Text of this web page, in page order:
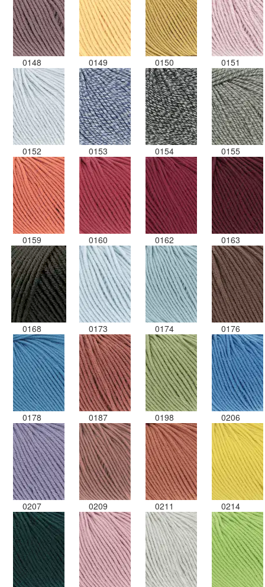
0148 0149 0150 0151
0152 0153 0154 0155
0159 0160 0162 0163
0168 0173 0174 0176
0178 0187 0198 0206
0207 0209 0211 0214